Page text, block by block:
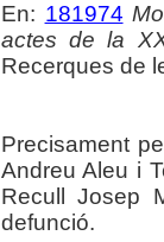
En: 181974
actes de la
Recerques de
Precisament
Andreu Aleu i
Recull Josep
defunció.